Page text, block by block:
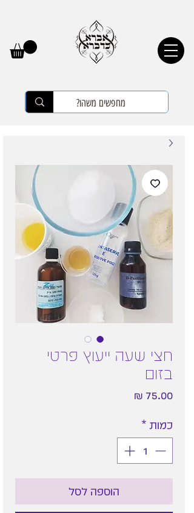
חצי שעה ייעוץ פרטי
בזום
כמות *
הוספה לסל